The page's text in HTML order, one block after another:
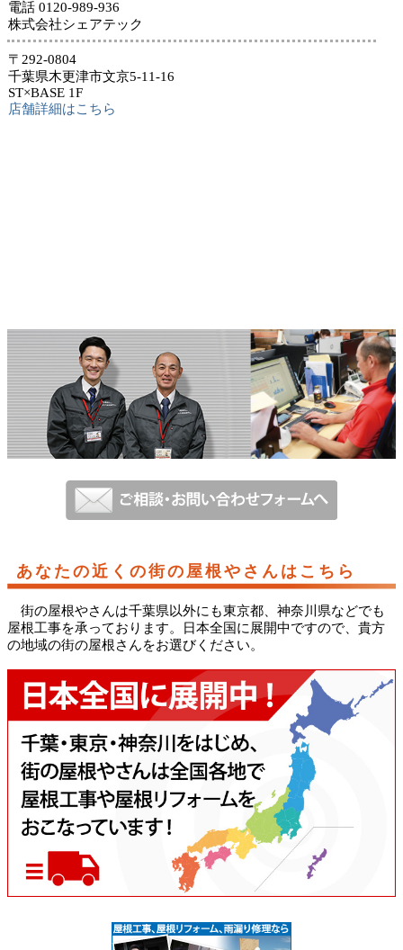
電話 0120-989-936
株式会社シェアテック
〒292-0804
千葉県木更津市文京5-11-16
ST×BASE 1F
店舗詳細はこちら
あなたの近くの街の屋根やさんはこちら
街の屋根やさんは千葉県以外にも東京都、神奈川県などでも
屋根工事を承っております。日本全国に展開中ですので、貴方
の地域の街の屋根さんをお選びください。